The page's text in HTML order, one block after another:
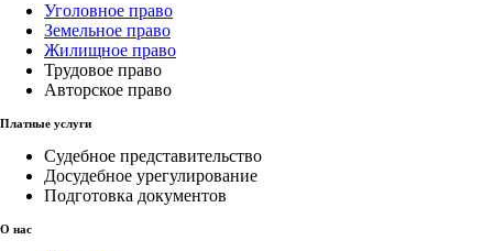
Уголовное право
Земельное право
Жилищное право
Трудовое право
Авторское право
Платные услуги
Судебное представительство
Досудебное урегулирование
Подготовка документов
О нас